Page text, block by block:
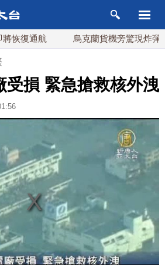
通航 烏克蘭貨機旁驚現炸彈無人
受損 緊急搶救核外洩